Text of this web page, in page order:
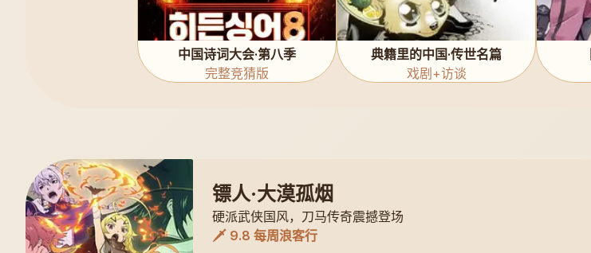
中国诗词大会·第八季
完整竞猜版
典籍里的中国·传世名篇
戏剧+访谈
镖人·大漠孤烟
硬派武侠国风，刀马传奇震撼登场
🗡️ 9.8 每周浪客行